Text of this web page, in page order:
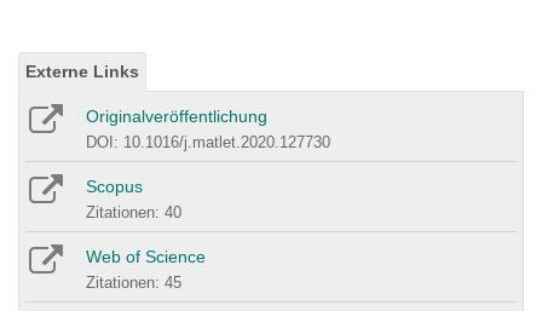
Externe Links
Originalveröffentlichung
DOI: 10.1016/j.matlet.2020.127730
Scopus
Zitationen: 40
Web of Science
Zitationen: 45